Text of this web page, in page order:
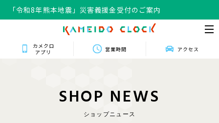
「令和8年熊本地震」災害義援金受付のご案内
カメクロ
アプリ
営業時間 アクセス
SHOP NEWS
ショップニュース